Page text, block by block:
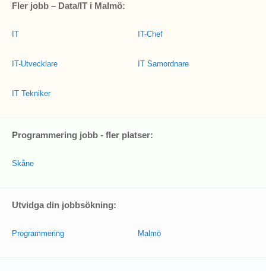
Fler jobb – Data/IT i Malmö:
IT
IT-Utvecklare
IT Tekniker
IT-Chef
IT Samordnare
Programmering jobb - fler platser:
Skåne
Utvidga din jobbsökning:
Programmering Malmö